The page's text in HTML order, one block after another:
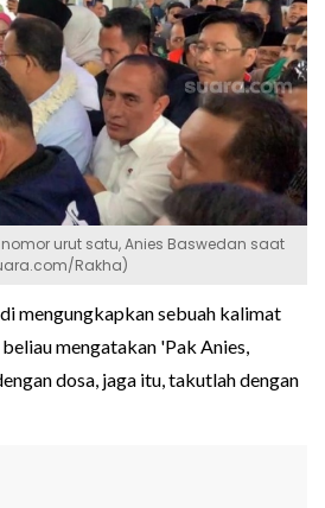
urut satu, Anies Baswedan saat
Rakha)
mengungkapkan sebuah kalimat
mengatakan 'Pak Anies,
dosa, jaga itu, takutlah dengan